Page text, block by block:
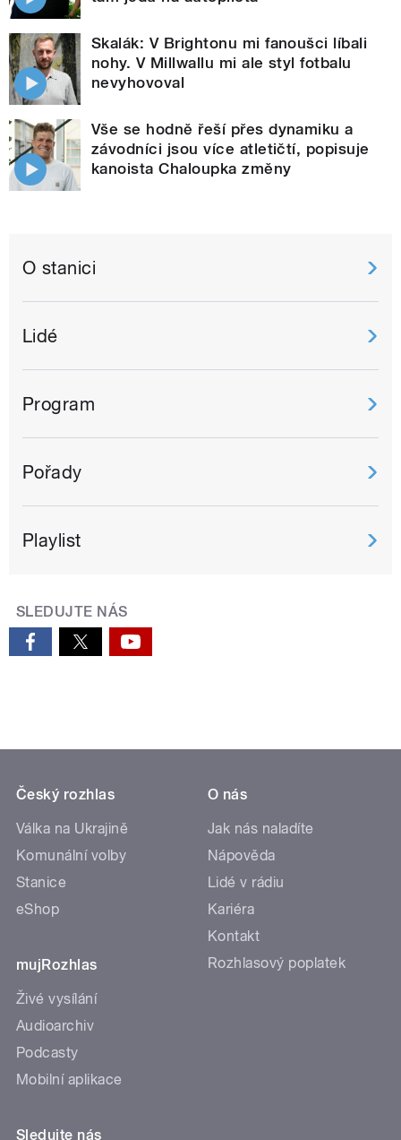
Skalák: V Brightonu mi fanoušci líbali
nohy. V Millwallu mi ale styl fotbalu
nevyhovoval
Vše se hodně řeší přes dynamiku a
závodníci jsou více atletičtí, popisuje
kanoista Chaloupka změny
O stanici
Lidé
Program
Pořady
Playlist
SLEDUJTE NÁS
Český rozhlas
Válka na Ukrajině
Komunální volby
Stanice
eShop
mujRozhlas
Živé vysílání
Audioarchiv
Podcasty
Mobilní aplikace
O nás
Jak nás naladíte
Nápověda
Lidé v rádiu
Kariéra
Kontakt
Rozhlasový poplatek
Sledujte nás